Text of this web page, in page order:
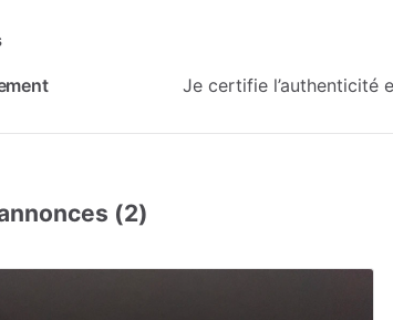
Je certifie l’authenticité
(2)